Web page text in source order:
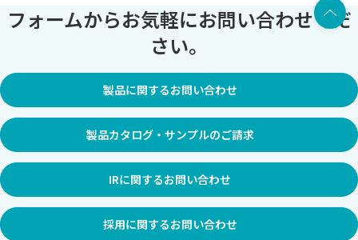
フォームからお気軽にお問い合わせくだ
さい。
製品に関するお問い合わせ
製品カタログ・サンプルのご請求
IRに関するお問い合わせ
採用に関するお問い合わせ